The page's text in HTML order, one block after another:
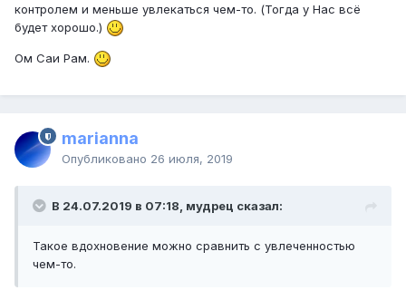
контролем и меньше увлекаться чем-то. (Тогда у Нас всё
будет хорошо.)
Ом Саи Рам.
marianna
Опубликовано 26 июля, 2019
В 24.07.2019 в 07:18, мудрец сказал:
Такое вдохновение можно сравнить с увлеченностью
чем-то.